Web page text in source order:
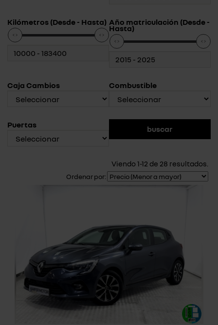
Kilómetros (Desde - Hasta) Año matriculación (Desde -
Hasta)
Caja Cambios Combustible
Puertas
Viendo 1-12 de 28 resultados.
Ordenar por: